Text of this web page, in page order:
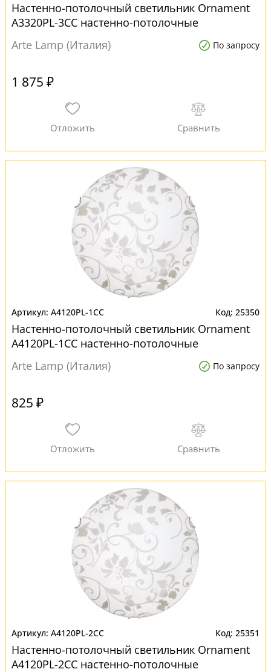
Настенно-потолочный светильник Ornament
A3320PL-3CC настенно-потолочные
Arte Lamp (Италия)
По запросу
1 875 ₽
A4120PL-1CC 25350
Настенно-потолочный светильник Ornament
A4120PL-1CC настенно-потолочные
Arte Lamp (Италия)
По запросу
825 ₽
A4120PL-2CC 25351
Настенно-потолочный светильник Ornament
A4120PL-2CC настенно-потолочные